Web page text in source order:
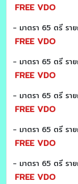
FREE VDO
FREE VDO
FREE VDO
FREE VDO
FREE VDO
FREE VDO